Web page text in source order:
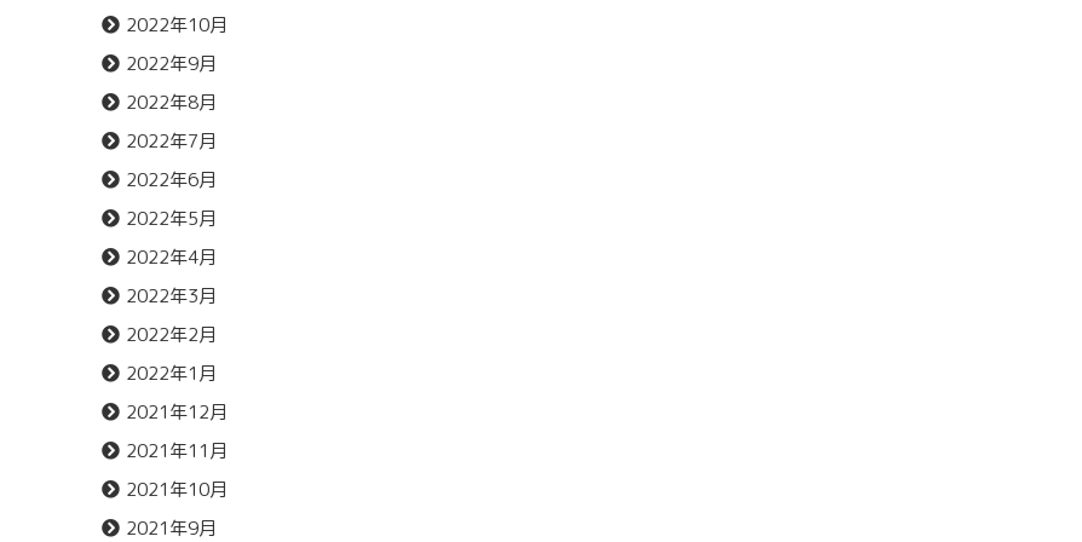
2022年10月
2022年9月
2022年8月
2022年7月
2022年6月
2022年5月
2022年4月
2022年3月
2022年2月
2022年1月
2021年12月
2021年11月
2021年10月
2021年9月